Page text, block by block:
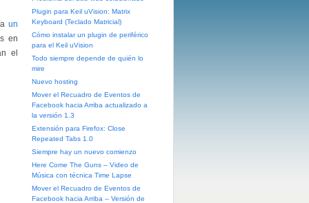
un
en
el
Plugin para Keil uVision: Matrix
Keyboard (Teclado Matricial)
Cómo instalar un plugin de periférico
para el Keil uVision
Todo siempre depende de quién lo
mire
Nuevo hosting
Mover el Recuadro de Eventos de
Facebook hacia Arriba actualizado a
la versión 1.3
Extensión para Firefox: Close
Repeated Tabs 1.0
Siempre hay un nuevo comienzo
Here Come The Guns – Video de
Música con técnica Time Lapse
Mover el Recuadro de Eventos de
Facebook hacia Arriba – Versión de